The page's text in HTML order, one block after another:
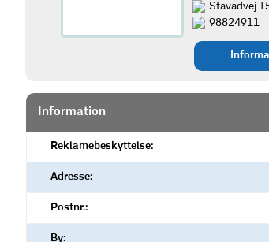
Stavadvej
98824911
Information
Reklamebeskyttelse:
Adresse:
Postnr.:
By: